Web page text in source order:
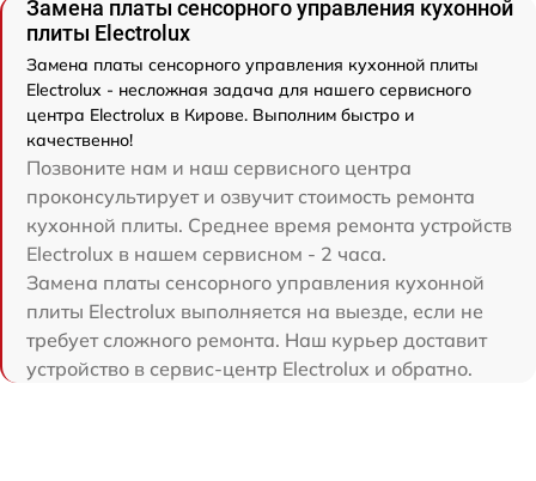
Замена платы сенсорного управления кухонной
плиты Electrolux
Замена платы сенсорного управления кухонной плиты
Electrolux - несложная задача для нашего сервисного
центра Electrolux в Кирове. Выполним быстро и
качественно!
Позвоните нам и наш сервисного центра
проконсультирует и озвучит стоимость ремонта
кухонной плиты. Среднее время ремонта устройств
Electrolux в нашем сервисном - 2 часа.
Замена платы сенсорного управления кухонной
плиты Electrolux выполняется на выезде, если не
требует сложного ремонта. Наш курьер доставит
устройство в сервис-центр Electrolux и обратно.